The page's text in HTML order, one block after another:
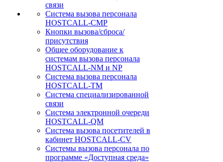
связи
Cистема вызова персонала
HOSTCALL-CMP
Кнопки вызова/сброса/
присутствия
Общее оборудование к
системам вызова персонала
HOSTCALL-NM и NP
Система вызова персонала
HOSTCALL-TM
Система специализированной
связи
Система электронной очереди
HOSTCALL-QM
Cистема вызова посетителей в
кабинет HOSTCALL-CV
Системы вызова персонала по
программе «Доступная среда»